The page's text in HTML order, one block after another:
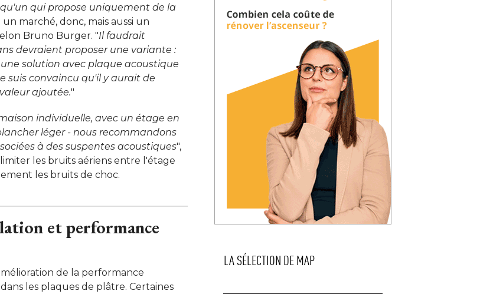
qui propose uniquement de la
marché, donc, mais aussi un
Bruno Burger. "Il faudrait
devraient proposer une variante :
solution avec plaque acoustique
suis convaincu qu'il y aurait de
ajoutée."
individuelle, avec un étage en
léger - nous recommandons
à des suspentes acoustiques",
les bruits aériens entre l'étage
les bruits de choc.
et performance
de la performance
les plaques de plâtre. Certaines
LA SÉLECTION DE MAP